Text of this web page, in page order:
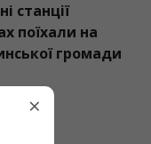
станції
поїхали на
громади
×